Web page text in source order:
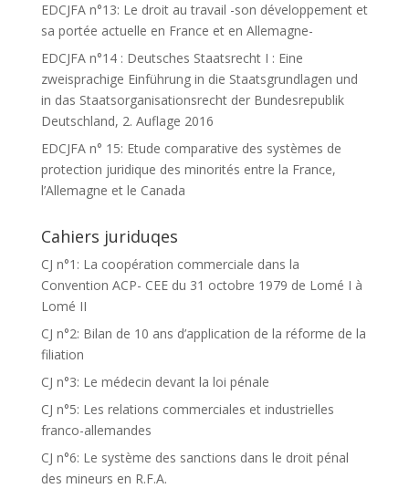
EDCJFA n°13: Le droit au travail -son développement et
sa portée actuelle en France et en Allemagne-
EDCJFA n°14 : Deutsches Staatsrecht I : Eine
zweisprachige Einführung in die Staatsgrundlagen und
in das Staatsorganisationsrecht der Bundesrepublik
Deutschland, 2. Auflage 2016
EDCJFA n° 15: Etude comparative des systèmes de
protection juridique des minorités entre la France,
l’Allemagne et le Canada
Cahiers juriduqes
CJ n°1: La coopération commerciale dans la
Convention ACP- CEE du 31 octobre 1979 de Lomé I à
Lomé II
CJ n°2: Bilan de 10 ans d’application de la réforme de la
filiation
CJ n°3: Le médecin devant la loi pénale
CJ n°5: Les relations commerciales et industrielles
franco-allemandes
CJ n°6: Le système des sanctions dans le droit pénal
des mineurs en R.F.A.